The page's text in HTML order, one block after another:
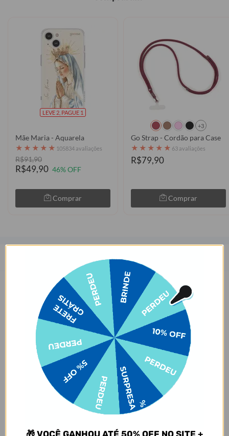
LEVE 2, PAGUE 1
Mãe Maria - Aquarela
★ ★ ★ ★ ★ 105834 avaliações
R$91,90
R$49,90 46% OFF
Comprar
+3
Go Strap - Cordão para Case
★ ★ ★ ★ ★ 63 avaliações
R$79,90
Comprar
As capinhas para celular da Gocase deixam o seu smartphone a sua
cara. São mais de 1000 estampas exclusivas, produzidas com alta
qualidade de impressão, garantindo cores vivas e completa
aderência. Com material qualificado, protegem o seu smartphone
contra impactos, arranhões e sujeira ocasionados no cotidiano.
Sobre o amarelamento da capinha, nossa capinha tem como
matéria-prima principal o TPU transparente e maleável, que pode
amarelar com o tempo por meio de um processo natural de uso do
produto. Porém, o nível de amarelecimento depende
completamente dos hábitos de uso e dos ambientes em que a capa
estará inserida, pois seja por mudanças de temperatura e/ou
reações químicas adversas, infelizmente, o amarelamento do
produto pode vir a acontecer.